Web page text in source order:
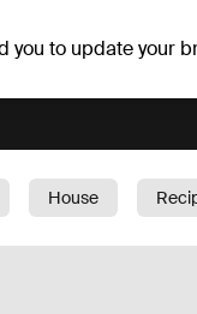
you to update your
House